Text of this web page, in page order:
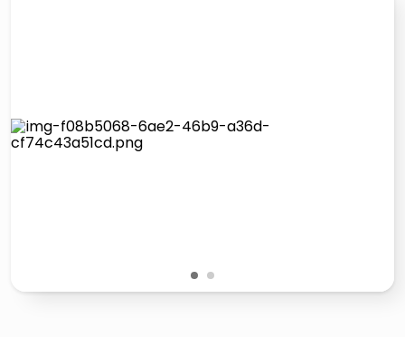
pattumiera raccolta differenziata
1 2